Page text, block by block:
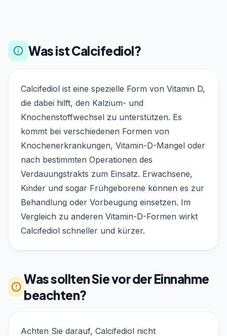
Was ist Calcifediol?
Calcifediol ist eine spezielle Form von Vitamin D,
die dabei hilft, den Kalzium- und
Knochenstoffwechsel zu unterstützen. Es
kommt bei verschiedenen Formen von
Knochenerkrankungen, Vitamin-D-Mangel oder
nach bestimmten Operationen des
Verdauungstrakts zum Einsatz. Erwachsene,
Kinder und sogar Frühgeborene können es zur
Behandlung oder Vorbeugung einsetzen. Im
Vergleich zu anderen Vitamin-D-Formen wirkt
Calcifediol schneller und kürzer.
Was sollten Sie vor der Einnahme
beachten?
Achten Sie darauf, Calcifediol nicht